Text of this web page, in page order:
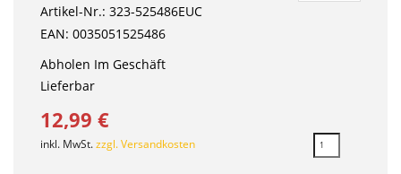
Artikel-Nr.: 323-525486EUC
EAN: 0035051525486
Abholen Im Geschäft
Lieferbar
12,99 €
inkl. MwSt.zzgl. Versandkosten